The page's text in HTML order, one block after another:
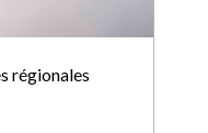
régionales